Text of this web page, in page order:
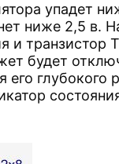
упадет
ниже 2,5 в.
и транзистор
будет
глубокого